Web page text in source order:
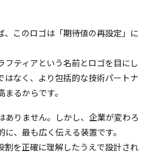
、このロゴは「期待値の再設定」に
フティアという名前とロゴを目にし
はなく、より包括的な技術パートナ
るからです。
ありません。しかし、企業が変わろ
、最も広く伝える装置です。
割を正確に理解したうえで設計され